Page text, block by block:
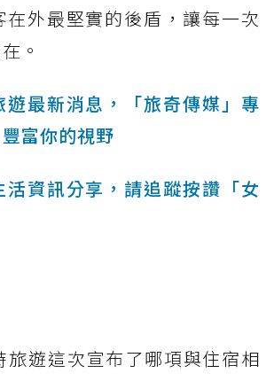
在外最堅實的後盾，讓每一次
。
最新消息，「旅奇傳媒」專
富你的視野
資訊分享，請追蹤按讚「女
旅遊這次宣布了哪項與住宿相